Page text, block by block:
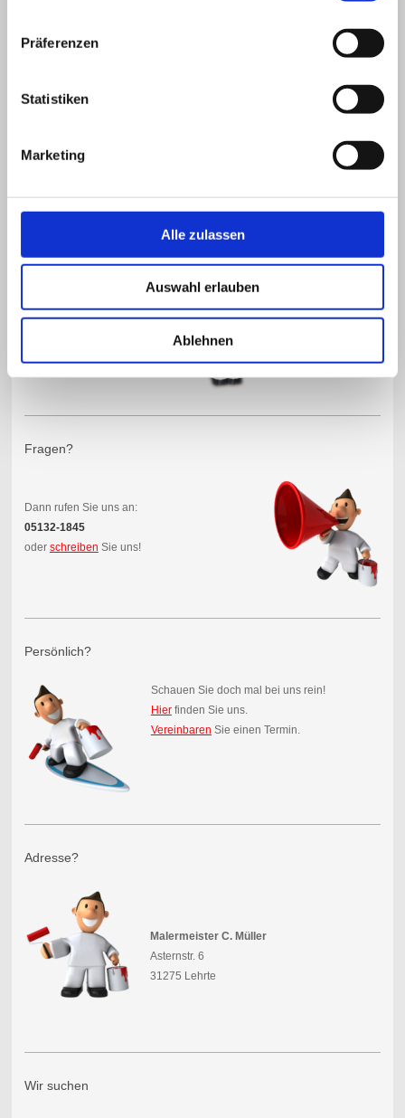
Präferenzen
Statistiken
Marketing
Alle zulassen
Auswahl erlauben
Ablehnen
Aktuelles
Fragen?
Dann rufen Sie uns an:
05132-1845
oder schreiben Sie uns!
Persönlich?
Schauen Sie doch mal bei uns rein!
Hierfinden Sie uns.
Vereinbaren Sie einen Termin.
Adresse?
Malermeister C. Müller
Asternstr. 6
31275 Lehrte
Wir suchen